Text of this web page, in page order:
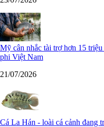
Mỹ cân nhắc tài trợ hơn 15
phi Việt Nam
21/07/2026
Cá La Hán - loài cá cảnh đang